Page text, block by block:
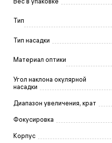
Тип
Тип насадки
Материал оптики
Угол наклона окулярной
насадки
Диапазон увеличения, крат
Фокусировка
Корпус